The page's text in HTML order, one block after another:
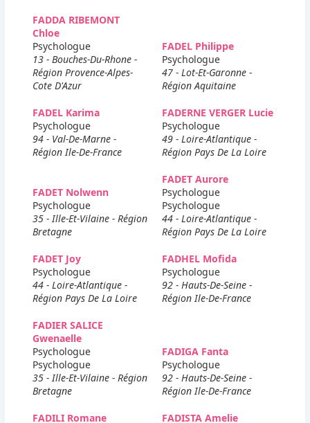
FADDA RIBEMONT
Chloe
Psychologue
13 - Bouches-Du-Rhone -
Région Provence-Alpes-
Cote D'Azur
FADEL Philippe
Psychologue
47 - Lot-Et-Garonne -
Région Aquitaine
FADEL Karima
Psychologue
94 - Val-De-Marne -
Région Ile-De-France
FADERNE VERGER Lucie
Psychologue
49 - Loire-Atlantique -
Région Pays De La Loire
FADET Nolwenn
Psychologue
35 - Ille-Et-Vilaine - Région
Bretagne
FADET Aurore
Psychologue
Psychologue
44 - Loire-Atlantique -
Région Pays De La Loire
FADET Joy
Psychologue
44 - Loire-Atlantique -
Région Pays De La Loire
FADHEL Mofida
Psychologue
92 - Hauts-De-Seine -
Région Ile-De-France
FADIER SALICE
Gwenaelle
Psychologue
Psychologue
35 - Ille-Et-Vilaine - Région
Bretagne
FADIGA Fanta
Psychologue
92 - Hauts-De-Seine -
Région Ile-De-France
FADILI Romane
FADISTA Amelie